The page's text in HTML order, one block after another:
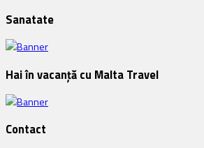
Sanatate
Hai în vacanță cu Malta Travel
Contact